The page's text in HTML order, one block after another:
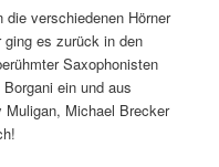
verschiedenen Hörner
ging es zurück in den
Saxophonisten
ein und aus
Muligan, Michael Brecker